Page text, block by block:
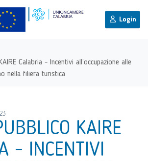
Login
rapida principale
Calabria - Incentivi all’occupazione alle
nella filiera turistica
KAIRE
- INCENTIVI